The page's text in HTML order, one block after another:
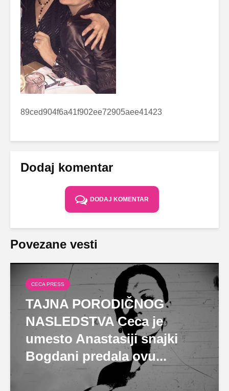
89ced904f6a41f902ee72905aee41423
Dodaj komentar
DODAJ KOMENTAR
Povezane vesti
CECA PRESS
TAJNA PORODIČNOG
NASLEDSTVA Ceca je
umesto Anastasiji snajki
Bogdani predala ovu...